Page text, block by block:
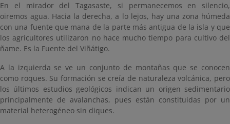
En el mirador del Tagasaste, si permanecemos en silencio,
oiremos agua. Hacia la derecha, a lo lejos, hay una zona húmeda
con una fuente que mana de la parte más antigua de la isla y que
los agricultores utilizaron no hace mucho tiempo para cultivo del
ñame. Es la Fuente del Viñátigo.
A la izquierda se ve un conjunto de montañas que se conocen
como roques. Su formación se creía de naturaleza volcánica, pero
los últimos estudios geológicos indican un origen sedimentario
principalmente de avalanchas, pues están constituidas por un
material heterogéneo sin diques.